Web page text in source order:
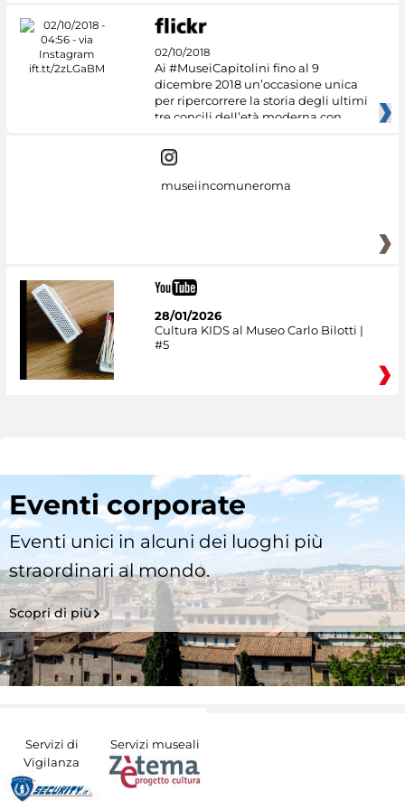
02/10/2018
Ai #MuseiCapitolini fino al 9
dicembre 2018 un’occasione unica
per ripercorrere la storia degli ultimi
tre concili dell’età moderna con
museiincomuneroma
28/01/2026
Cultura KIDS al Museo Carlo Bilotti |
#5
Eventi corporate
Eventi unici in alcuni dei luoghi più
straordinari al mondo.
Scopri di più
Servizi di
Vigilanza
Servizi museali